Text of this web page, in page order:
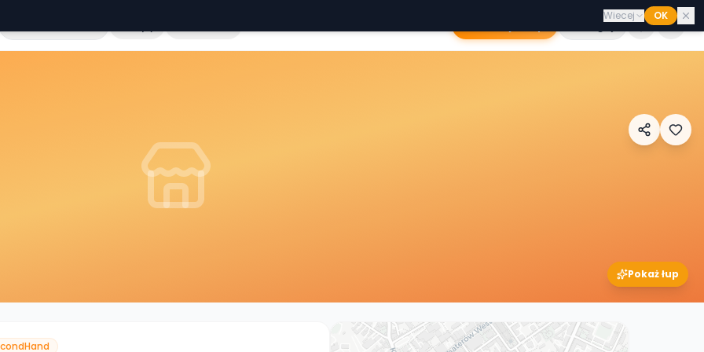
Zaloguj
Pokaż łup
Wiecej OK